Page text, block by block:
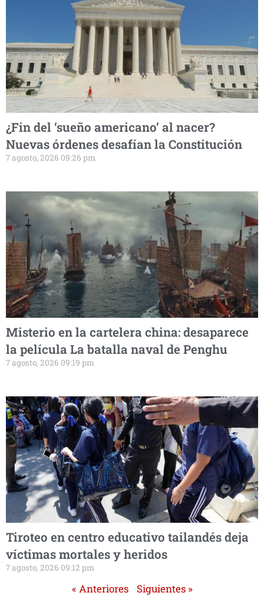
¿Fin del ‘sueño americano’ al nacer?
Nuevas órdenes desafían la Constitución
7 agosto, 2026 09:26 pm
Misterio en la cartelera china: desaparece
la película La batalla naval de Penghu
7 agosto, 2026 09:19 pm
Tiroteo en centro educativo tailandés deja
víctimas mortales y heridos
7 agosto, 2026 09:12 pm
« Anteriores Siguientes »